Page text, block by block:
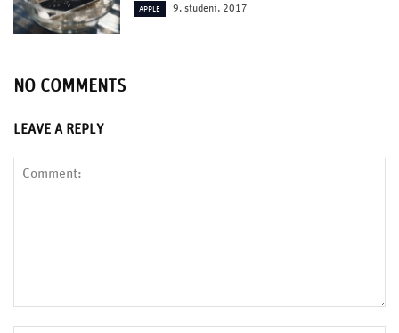
APPLE 9. studeni, 2017
NO COMMENTS
LEAVE A REPLY